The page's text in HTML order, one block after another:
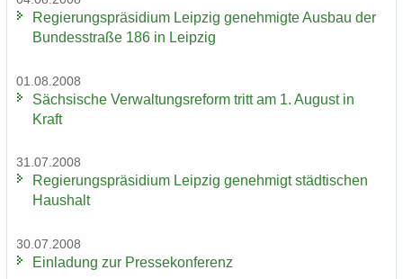
Re­gie­rungs­prä­si­di­um Leip­zig ge­neh­mig­te Aus­bau der
Bun­des­stra­ße 186 in Leip­zig
01.08.2008
Säch­si­sche Ver­wal­tungs­re­form tritt am 1. Au­gust in
Kraft
31.07.2008
Re­gie­rungs­prä­si­di­um Leip­zig ge­neh­migt städ­ti­schen
Haus­halt
30.07.2008
Ein­la­dung zur Pres­se­kon­fe­renz